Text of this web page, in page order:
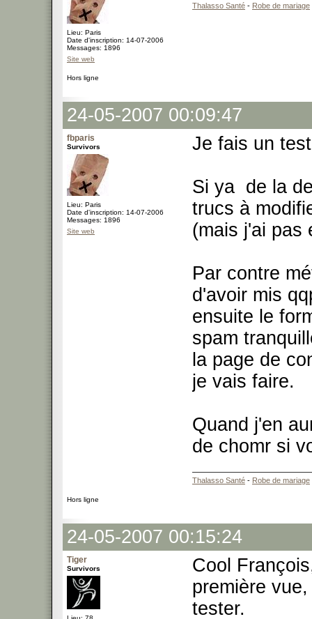
Lieu: Paris
Date d'inscription: 14-07-2006
Messages: 1896
Site web
Thalasso Santé - Robe de mariage
Hors ligne
24-05-2007 00:09:47
fbparis
Survivors
Lieu: Paris
Date d'inscription: 14-07-2006
Messages: 1896
Site web
Je fais un
Si ya de la
trucs à
(mais j'ai pas
Par contre
d'avoir mis
ensuite le
spam
la page de
je vais faire.
Quand j'en
de chomr si
Thalasso Santé - Robe de mariage
Hors ligne
24-05-2007 00:15:24
Tiger
Survivors
Cool
première
tester.